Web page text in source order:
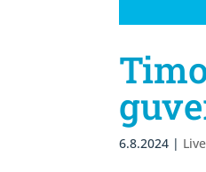
6.8.2024 |